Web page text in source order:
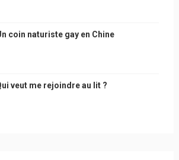
coin naturiste gay en Chine
veut me rejoindre au lit ?